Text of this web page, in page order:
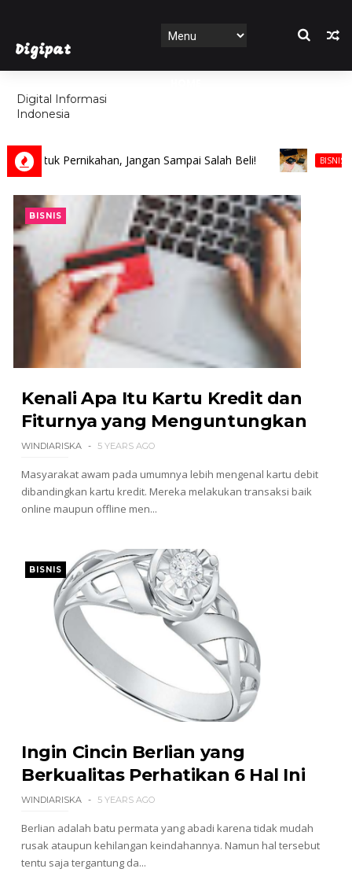
Digipat
Digital Informasi
Indonesia
FEATURES
Pernikahan, Jangan Sampai Salah Beli! BISNIS 6
BISNIS
Kenali Apa Itu Kartu Kredit dan
Fiturnya yang Menguntungkan
WINDIARISKA 5 YEARS AGO
Masyarakat awam pada umumnya lebih mengenal kartu debit
dibandingkan kartu kredit. Mereka melakukan transaksi baik
online maupun offline men...
BISNIS
Ingin Cincin Berlian yang
Berkualitas Perhatikan 6 Hal Ini
WINDIARISKA 5 YEARS AGO
Berlian adalah batu permata yang abadi karena tidak mudah
rusak ataupun kehilangan keindahannya. Namun hal tersebut
tentu saja tergantung da...